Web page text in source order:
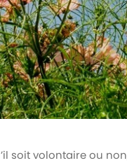
soit volontaire ou